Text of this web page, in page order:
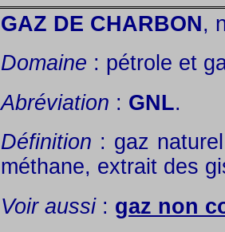
GAZ DE CHARBON,
Domaine : pétrole et
Abréviation : GNL.
Définition : gaz
méthane, extrait des
Voir aussi: gaz non